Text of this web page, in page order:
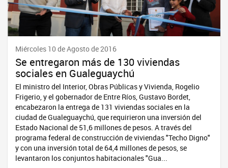
Miércoles 10 de Agosto de 2016
Se entregaron más de 130 viviendas
sociales en Gualeguaychú
El ministro del Interior, Obras Públicas y Vivienda, Rogelio
Frigerio, y el gobernador de Entre Ríos, Gustavo Bordet,
encabezaron la entrega de 131 viviendas sociales en la
ciudad de Gualeguaychú, que requirieron una inversión del
Estado Nacional de 51,6 millones de pesos. A través del
programa federal de construcción de viviendas "Techo Digno"
y con una inversión total de 64,4 millones de pesos, se
levantaron los conjuntos habitacionales "Gua...